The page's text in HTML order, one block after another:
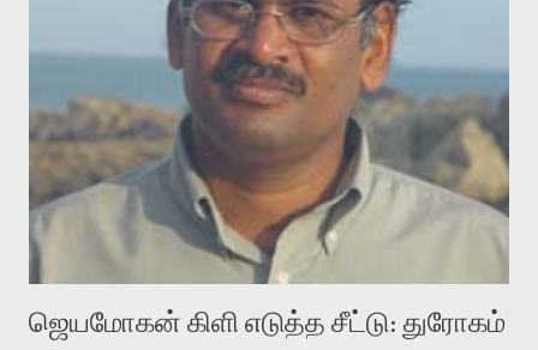
என்னவாக இருக்கும்? கவிதையின் அரூப இயக்கத்தை பொதுவயமாக
வடிக்க முயல்வதும் அதற்கே. கோயில் கருவறையின்
மென்வெளிச்சத்தில் நுண்பேசியின் படக்கருவியை இயக்கி சாத்தி
வைத்து விட்டு இயக்கத்தை அறிவோம். அறிதல் அபச்சாரமில்லை.
பயணப் படிமம் என்பது காக்னிடிவ் பொயடிக்ஸ் எனும் சமகால
விமர்சனத்தின் ஒரு முக்கிய கருவி. இக்கருவியை மனுஷ்யபுத்திரனின்
“காலை வணக்கங்கள்” எனும் ஒரு கவிதையில் சொருகப் போகிறோம்.
முதலில் கருவியை பழகுவோம். அன்றாட மொழியில் ஒன்று ம...
ஜெயமோகன் கிளி எடுத்த சீட்டு: துரோகம்